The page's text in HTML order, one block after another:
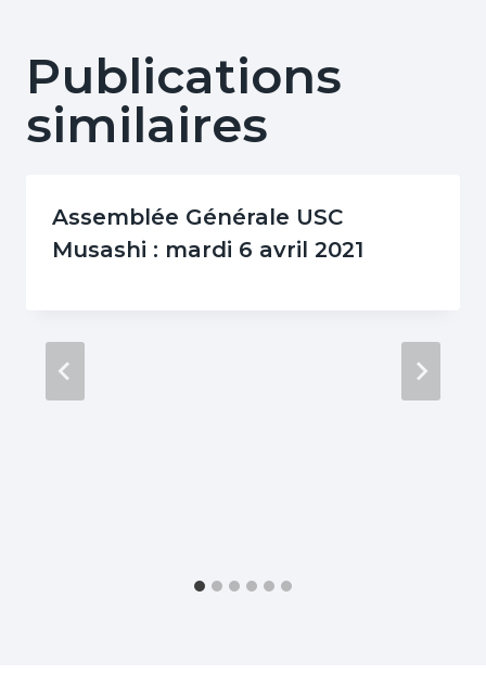
Publications
similaires
Assemblée Générale USC
Musashi : mardi 6 avril 2021